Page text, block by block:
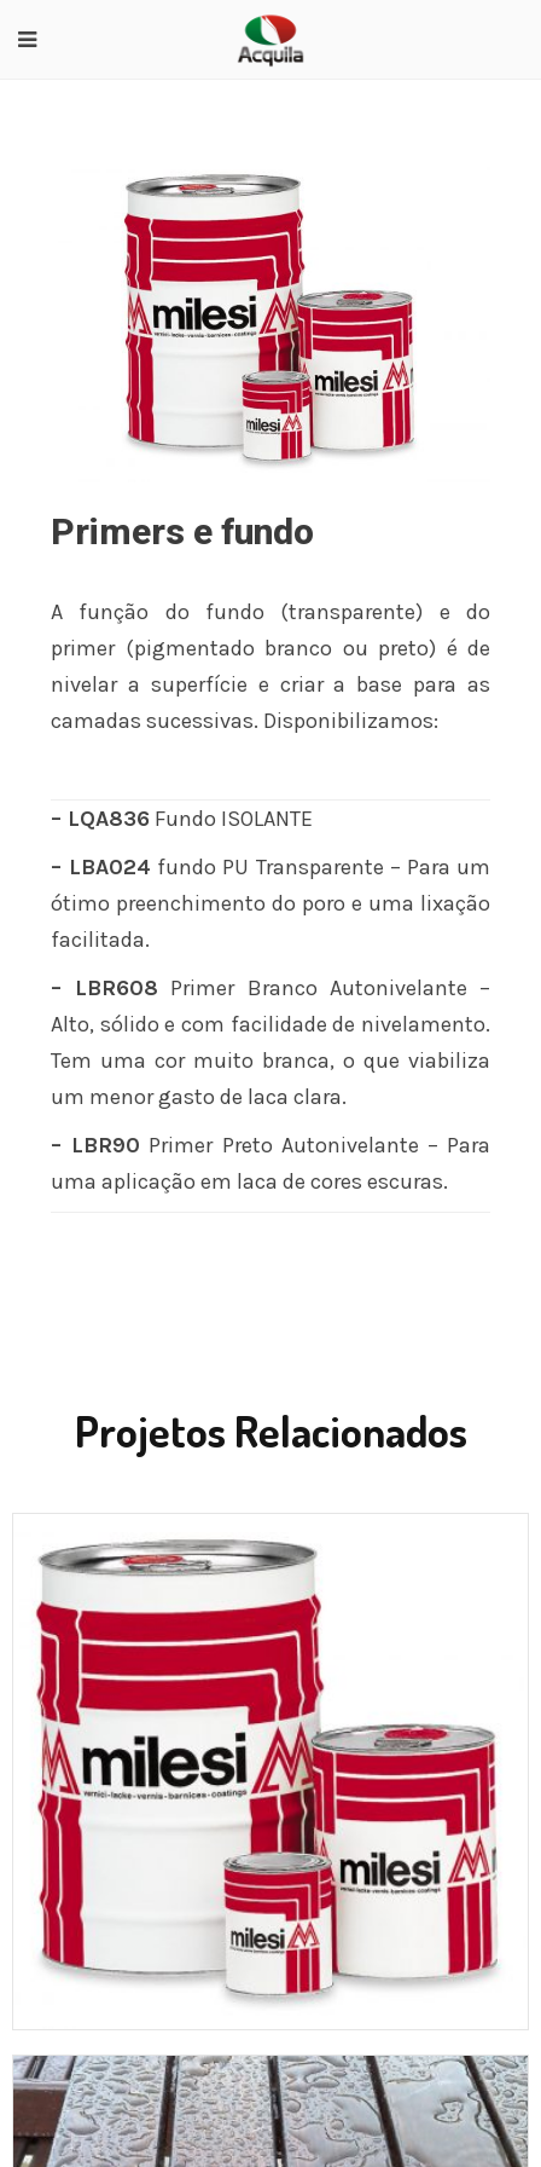
Primers e fundo
A função do fundo (transparente) e do
primer (pigmentado branco ou preto) é de
nivelar a superfície e criar a base para as
camadas sucessivas. Disponibilizamos:
– LQA836 Fundo ISOLANTE
– LBA024 fundo PU Transparente – Para um
ótimo preenchimento do poro e uma lixação
facilitada.
– LBR608 Primer Branco Autonivelante –
Alto, sólido e com facilidade de nivelamento.
Tem uma cor muito branca, o que viabiliza
um menor gasto de laca clara.
– LBR90 Primer Preto Autonivelante – Para
uma aplicação em laca de cores escuras.
Projetos Relacionados